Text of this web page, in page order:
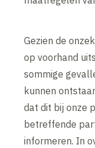
Gezien de
op voorhand
sommige
kunnen
dat dit bij onze
betreffende
informeren. In